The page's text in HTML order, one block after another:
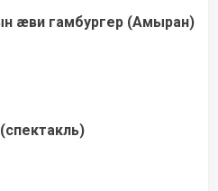
æви гамбургер (Амыран)